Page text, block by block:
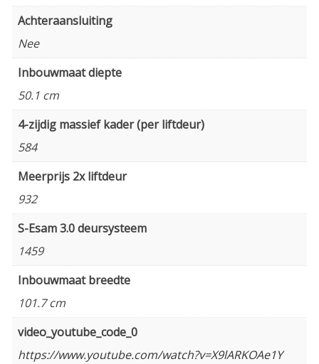
Achteraansluiting
Nee
Inbouwmaat diepte
50.1 cm
4-zijdig massief kader (per liftdeur)
584
Meerprijs 2x liftdeur
932
S-Esam 3.0 deursysteem
1459
Inbouwmaat breedte
101.7 cm
video_youtube_code_0
https://www.youtube.com/watch?v=X9lARKOAe1Y